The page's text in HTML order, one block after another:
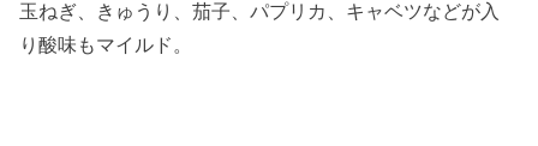
玉ねぎ、きゅうり、茄子、パプリカ、キャベツなどが入
り酸味もマイルド。